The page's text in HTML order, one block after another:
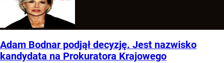
Adam Bodnar podjął decyzję. Jest nazwisko
kandydata na Prokuratora Krajowego